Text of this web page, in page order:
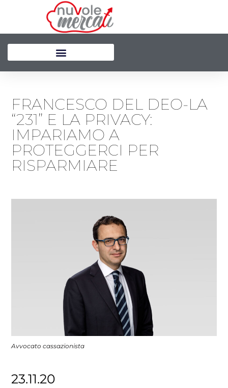
FRANCESCO DEL DEO-LA
“231” E LA PRIVACY:
IMPARIAMO A
PROTEGGERCI PER
RISPARMIARE
Avvocato cassazionista
23.11.20